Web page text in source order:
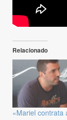
Relacionado
«Mariel contrata